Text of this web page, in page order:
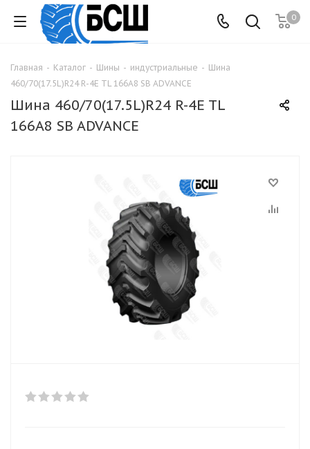
0
Главная - Каталог - Шины - индустриальные - Шина
460/70(17.5L)R24 R-4E TL 166A8 SB ADVANCE
Шина 460/70(17.5L)R24 R-4E TL
166A8 SB ADVANCE